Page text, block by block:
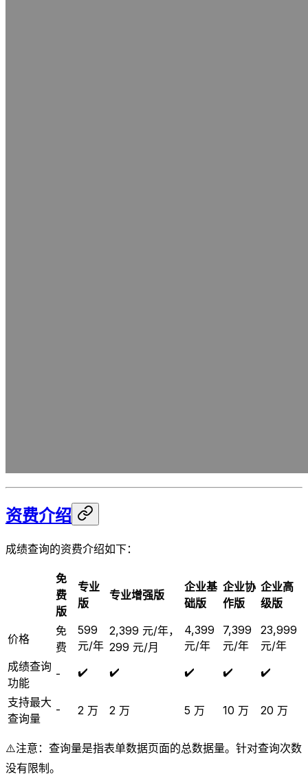
资费介绍
成绩查询的资费介绍如下：
免
费
版
专业
版
专业增强版
企业基
础版
企业协
作版
企业高
级版
价格
免
费
599
元/年
2,399 元/年，
299 元/月
4,399
元/年
7,399
元/年
23,999
元/年
成绩查询
功能
- ✔️ ✔️ ✔️ ✔️ ✔️
支持最大
查询量
- 2 万 2 万 5 万 10 万 20 万
⚠️注意：查询量是指表单数据页面的总数据量。针对查询次数
没有限制。